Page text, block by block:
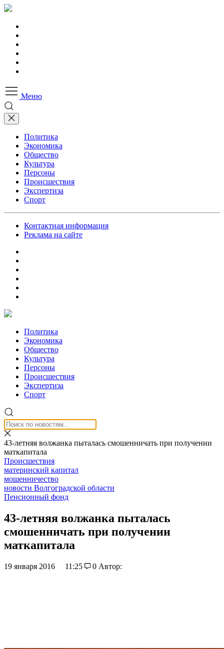
Меню
Политика
Экономика
Общество
Культура
Персоны
Происшествия
Экспертиза
Спорт
Контактная информация
Реклама на сайте
Политика
Экономика
Общество
Культура
Персоны
Происшествия
Экспертиза
Спорт
43-летняя волжанка пыталась смошенничать при получении
маткапитала
Происшествия
материнский капитал
мошенничество
новости Волгоградской области
Пенсионный фонд
43-летняя волжанка пыталась
смошенничать при получении
маткапитала
19 января 2016 11:25 0 Автор: